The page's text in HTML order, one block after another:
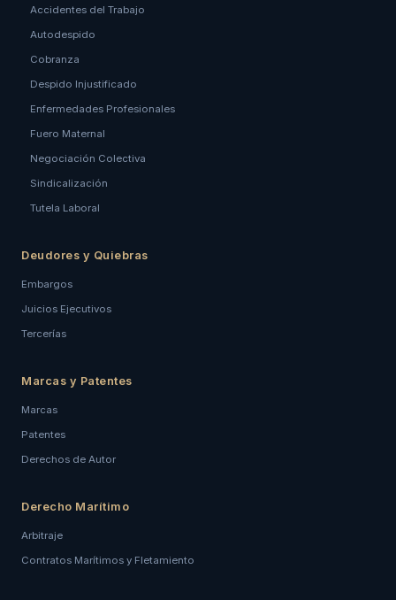
Accidentes del Trabajo
Autodespido
Cobranza
Despido Injustificado
Enfermedades Profesionales
Fuero Maternal
Negociación Colectiva
Sindicalización
Tutela Laboral
Deudores y Quiebras
Embargos
Juicios Ejecutivos
Tercerías
Marcas y Patentes
Marcas
Patentes
Derechos de Autor
Derecho Marítimo
Arbitraje
Contratos Marítimos y Fletamiento